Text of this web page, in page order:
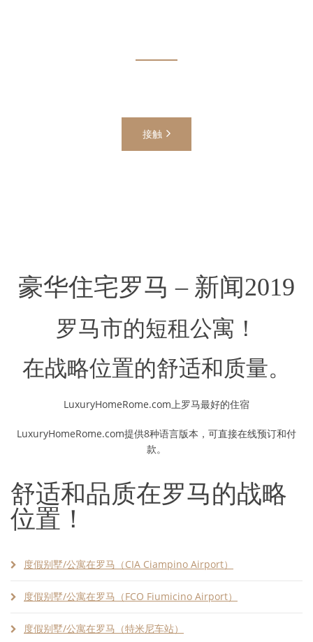
接触
豪华住宅罗马 – 新闻2019
罗马市的短租公寓！
在战略位置的舒适和质量。
LuxuryHomeRome.com上罗马最好的住宿
LuxuryHomeRome.com提供8种语言版本，可直接在线预订和付
款。
舒适和品质在罗马的战略
位置！
度假别墅/公寓在罗马（CIA Ciampino Airport）
度假别墅/公寓在罗马（FCO Fiumicino Airport）
度假别墅/公寓在罗马（特米尼车站）